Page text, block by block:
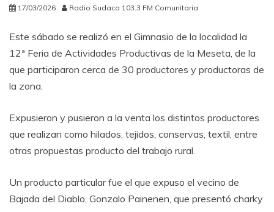
17/03/2026 Radio Sudaca 103.3 FM Comunitaria
Este sábado se realizó en el Gimnasio de la localidad la
12ª Feria de Actividades Productivas de la Meseta, de la
que participaron cerca de 30 productores y productoras de
la zona.
Expusieron y pusieron a la venta los distintos productores
que realizan como hilados, tejidos, conservas, textil, entre
otras propuestas producto del trabajo rural.
Un producto particular fue el que expuso el vecino de
Bajada del Diablo, Gonzalo Painenen, que presentó charky